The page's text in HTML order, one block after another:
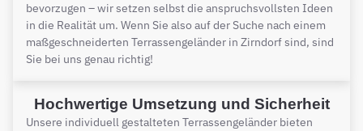
bevorzugen – wir setzen selbst die anspruchsvollsten Ideen
in die Realität um. Wenn Sie also auf der Suche nach einem
maßgeschneiderten Terrassengeländer in Zirndorf sind, sind
Sie bei uns genau richtig!
Hochwertige Umsetzung und Sicherheit
Unsere individuell gestalteten Terrassengeländer bieten